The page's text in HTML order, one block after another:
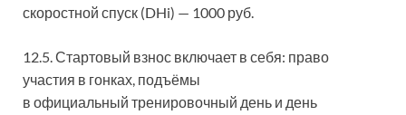
скоростной спуск (DHi) — 1000 руб.
12.5. Стартовый взнос включает в себя: право
участия в гонках, подъёмы
в официальный тренировочный день и день